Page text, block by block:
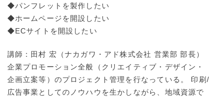
◆パンフレットを製作したい
◆ホームページを開設したい
◆ECサイトを開設したい
講師：田村 宏（ナカガワ・アド株式会社 営業部 部長）
企業プロモーション全般（クリエイティブ・デザイン・
企画立案等）のプロジェクト管理を行なっている。 印刷/
広告事業としてのノウハウを生かしながら、地域資源で